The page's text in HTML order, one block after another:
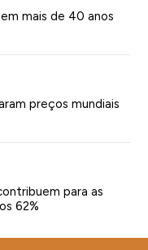
mais de 40 anos
preços mundiais
para as
62%